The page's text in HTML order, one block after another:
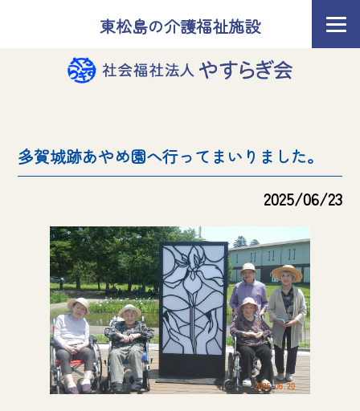
東松島の介護福祉施設
多賀城跡あやめ園へ行ってまいりました。
2025/06/23